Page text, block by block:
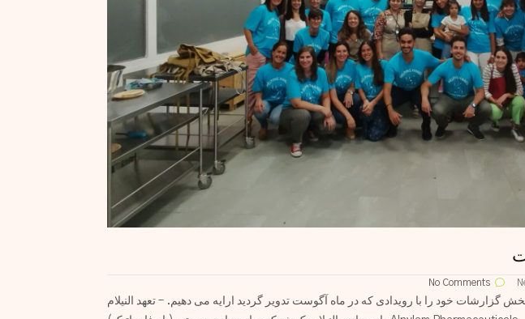
گزارشات خود را با رویدادی که در ماه آگوست تدویر گردید ارایه می دهیم. – تعهد النیلام